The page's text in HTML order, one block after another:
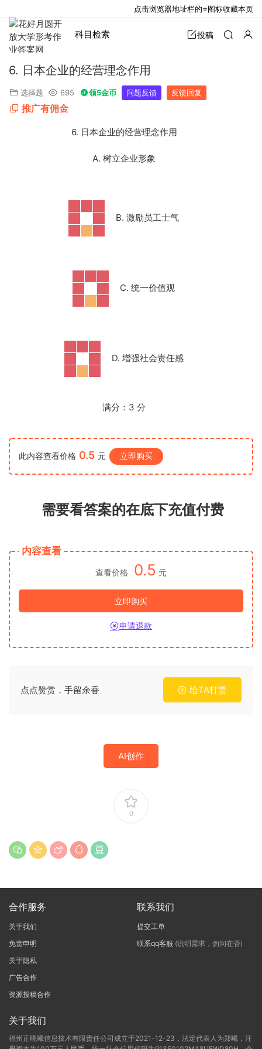
科目检索 投稿
6. 日本企业的经营理念作用
选择题 695 领5金币 问题反馈 反馈回复
推广有佣金
6. 日本企业的经营理念作用
A. 树立企业形象
B. 激励员工士气
C. 统一价值观
D. 增强社会责任感
满分： 3 分
此内容查看价格 0.5 元 立即购买
需要看答案的在底下充值付费
内容查看
查看价格 0.5 元
立即购买
申请退款
点点赞赏，手留余香 给TA打赏
AI创作
0
合作服务
关于我们
免责申明
关于隐私
广告合作
资源投稿合作
联系我们
提交工单
联系qq客服 (说明需求，勿问在否)
关于我们
福州正晓曦信息技术有限责任公司成立于2021-12-23，法定代表人为郑曦，注
点击浏览器地址栏的⭐图标收藏本页